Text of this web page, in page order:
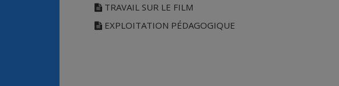
TRAVAIL SUR LE FILM
EXPLOITATION PÉDAGOGIQUE